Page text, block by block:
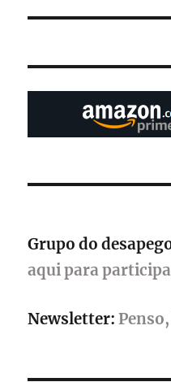
Grupo do
aqui para
Newsletter: